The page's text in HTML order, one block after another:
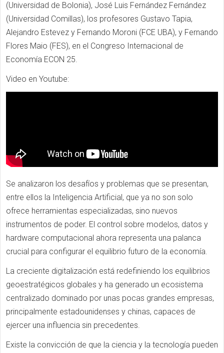
(Universidad de Bolonia), José Luis Fernández Fernández
(Universidad Comillas), los profesores Gustavo Tapia,
Alejandro Estevez y Fernando Moroni (FCE UBA), y Fernando
Flores Maio (FES), en el Congreso Internacional de
Economía ECON 25.
Video en Youtube:
Se analizaron los desafíos y problemas que se presentan,
entre ellos la Inteligencia Artificial, que ya no son solo
ofrece herramientas especializadas, sino nuevos
instrumentos de poder. El control sobre modelos, datos y
hardware computacional ahora representa una palanca
crucial para configurar el equilibrio futuro de la economía.
La creciente digitalización está redefiniendo los equilibrios
geoestratégicos globales y ha generado un ecosistema
centralizado dominado por unas pocas grandes empresas,
principalmente estadounidenses y chinas, capaces de
ejercer una influencia sin precedentes.
Existe la convicción de que la ciencia y la tecnología pueden